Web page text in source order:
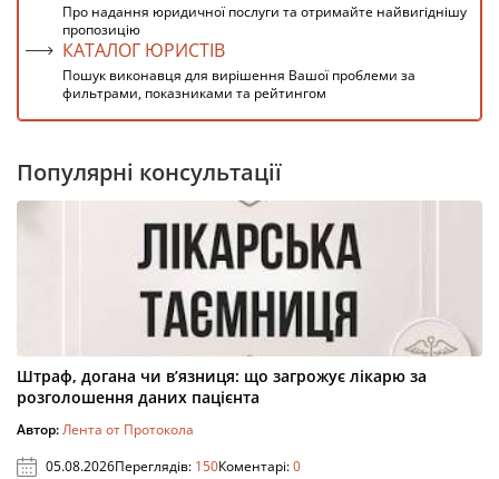
Про надання юридичної послуги та отримайте найвигіднішу
пропозицію
КАТАЛОГ ЮРИСТІВ
Пошук виконавця для вирішення Вашої проблеми за
фильтрами, показниками та рейтингом
Популярні консультації
Штраф, догана чи в’язниця: що загрожує лікарю за
розголошення даних пацієнта
Автор:Лента от Протокола
05.08.2026Переглядів: 150Коментарі:0